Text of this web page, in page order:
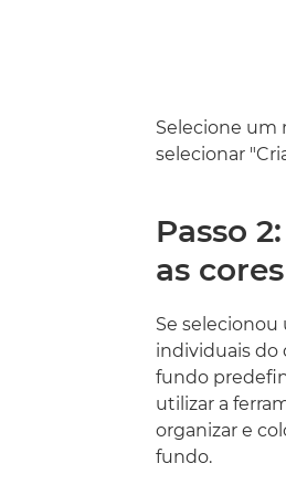
Selecione um
selecionar
Passo
as cores
Se
individuais do
fundo
utilizar a
organizar e
fundo.